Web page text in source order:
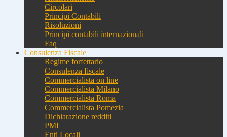
Circolari
Principi Contabili
Risoluzioni
Principi contabili internazionali
Faq
Consulenza Fiscale
Regime forfettario
Consulenza fiscale
Commercialista on line
Commercialista Milano
Commercialista Roma
Commercialista Pomezia
Dichiarazione redditi
PMI
Enti Locali